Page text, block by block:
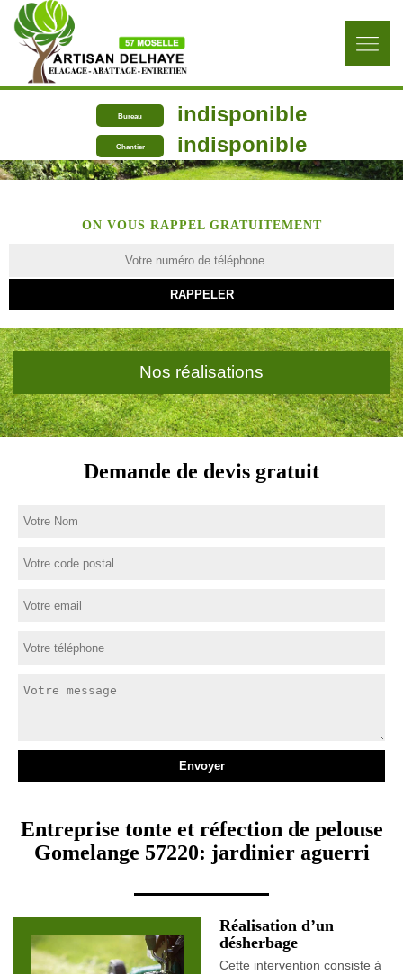
Bureau indisponible
Chantier indisponible
ON VOUS RAPPEL GRATUITEMENT
Nos réalisations
Demande de devis gratuit
Entreprise tonte et réfection de pelouse
Gomelange 57220: jardinier aguerri
Réalisation d’un
désherbage
Cette intervention consiste à